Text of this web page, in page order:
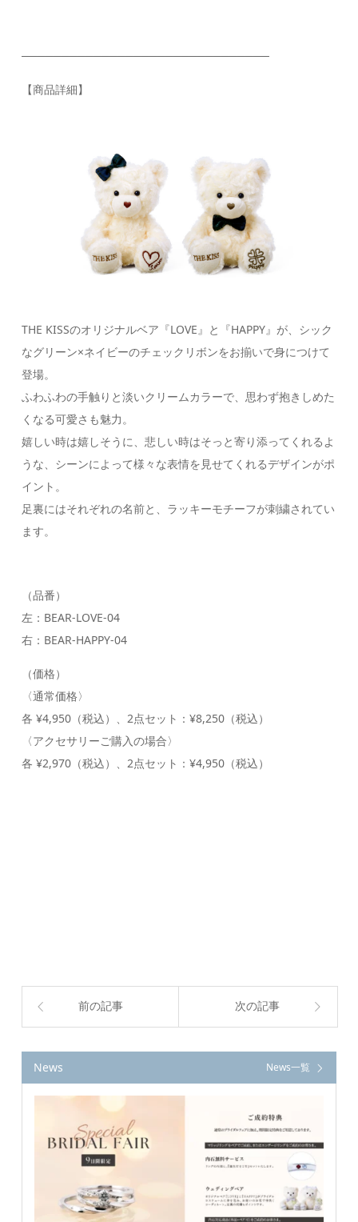
───────────────────────────────
【商品詳細】
THE KISSのオリジナルベア『LOVE』と『HAPPY』が、シック
なグリーン×ネイビーのチェックリボンをお揃いで身につけて
登場。
ふわふわの手触りと淡いクリームカラーで、思わず抱きしめた
くなる可愛さも魅力。
嬉しい時は嬉しそうに、悲しい時はそっと寄り添ってくれるよ
うな、シーンによって様々な表情を見せてくれるデザインがポ
イント。
足裏にはそれぞれの名前と、ラッキーモチーフが刺繍されてい
ます。
（品番）
左：BEAR-LOVE-04
右：BEAR-HAPPY-04
（価格）
〈通常価格〉
各 ¥4,950（税込）、2点セット：¥8,250（税込）
〈アクセサリーご購入の場合〉
各 ¥2,970（税込）、2点セット：¥4,950（税込）
前の記事 次の記事
News News一覧